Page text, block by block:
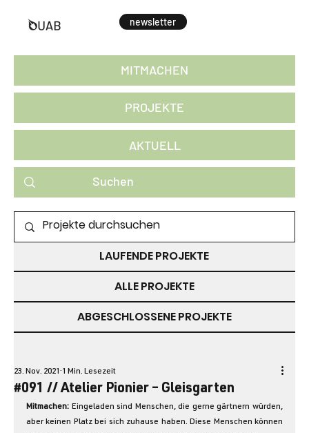
newsletter
#091 // Atelier Pionier – Gleisgarten
23. Nov. 2021 1 Min. Lesezeit
Mitmachen: Eingeladen sind Menschen, die gerne gärtnern würden,
aber keinen Platz bei sich zuhause haben. Diese Menschen können
AKTUELL
PROJEKTE
MITMACHEN
PROJEKTE ZUM MITMACHEN
LAUFENDE PROJEKTE
ALLE PROJEKTE
ABGESCHLOSSENE PROJEKTE